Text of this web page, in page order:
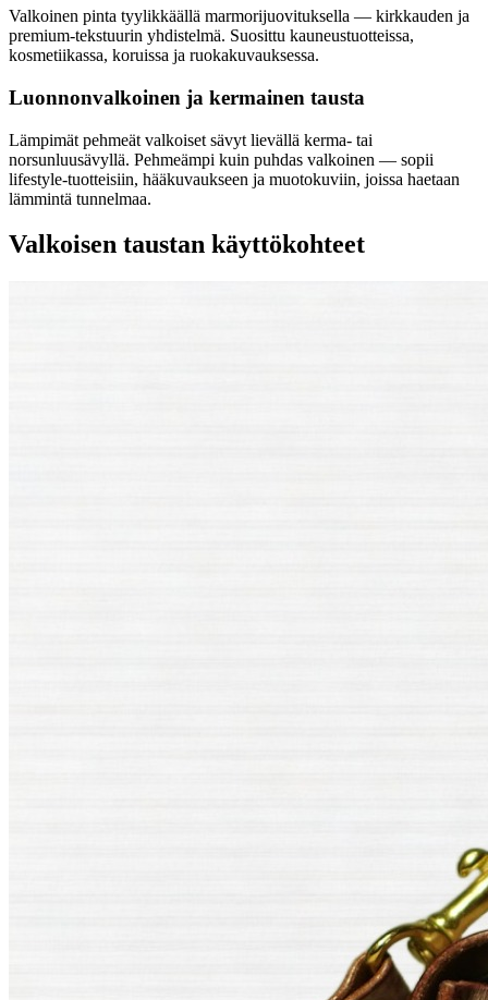
Valkoinen pinta tyylikkäällä marmorijuovituksella — kirkkauden ja
premium-tekstuurin yhdistelmä. Suosittu kauneustuotteissa,
kosmetiikassa, koruissa ja ruokakuvauksessa.
Luonnonvalkoinen ja kermainen tausta
Lämpimät pehmeät valkoiset sävyt lievällä kerma- tai
norsunluusävyllä. Pehmeämpi kuin puhdas valkoinen — sopii
lifestyle-tuotteisiin, hääkuvaukseen ja muotokuviin, joissa haetaan
lämmintä tunnelmaa.
Valkoisen taustan käyttökohteet